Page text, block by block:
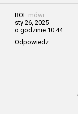
ROL mówi:
sty 26, 2025
o godzinie 10:44
Odpowiedz